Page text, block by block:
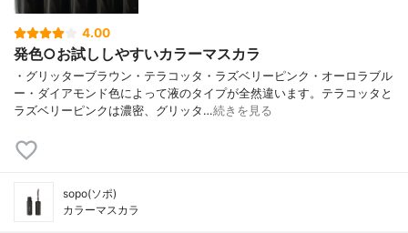
4.00
発色○お試ししやすいカラーマスカラ
・グリッターブラウン・テラコッタ・ラズベリーピンク・オーロラブル
ー・ダイアモンド色によって液のタイプが全然違います。テラコッタと
ラズベリーピンクは濃密、グリッタ…続きを見る
sopo(ソポ)
カラーマスカラ